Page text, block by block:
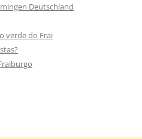
Deutschland
verde do Frai